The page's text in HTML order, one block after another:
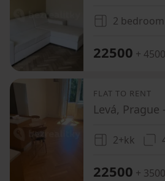
2 bedroom
22500 + 4500
FLAT TO RENT
Levá, Prague
2+kk
22500 + 3500